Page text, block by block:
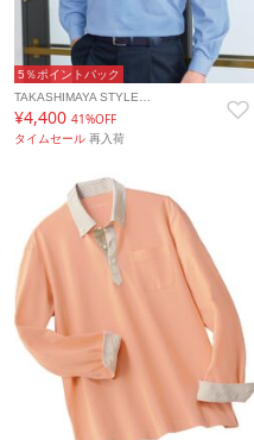
5％ポイントバック
TAKASHIMAYA STYLE…
¥4,400 41%OFF
タイムセール 再入荷